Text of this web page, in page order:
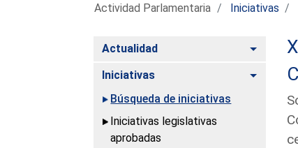
Actividad Parlamentaria Iniciativas
Actualidad Alternar
Iniciativas
Alternar
Búsqueda de iniciativas
Iniciativas legislativas
aprobadas